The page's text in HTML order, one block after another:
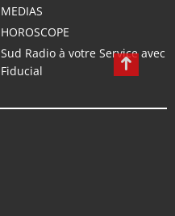
MEDIAS
HOROSCOPE
Sud Radio à votre Service avec
Fiducial